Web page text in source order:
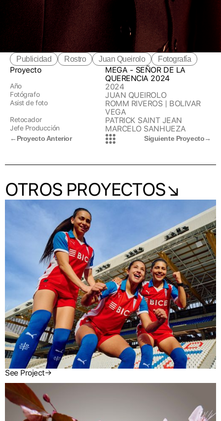
Publicidad Rostro Juan Queirolo Fotografía
Proyecto
MEGA - SEÑOR DE LA
QUERENCIA 2024
Año 2024
Fotógrafo JUAN QUEIROLO
Asist de foto
ROMM RIVEROS | BOLIVAR
VEGA
Retocador PATRICK SAINT JEAN
Jefe Producción MARCELO SANHUEZA
← Proyecto Anterior Siguiente Proyecto→
OTROS PROYECTOS↘︎
See Project→